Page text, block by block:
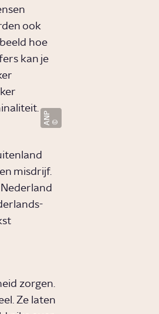
ook
hoe
kan je
ANP
misdrijf.
zorgen.
Ze laten